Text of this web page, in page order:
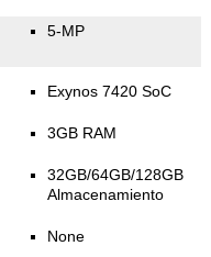
5-MP
Exynos 7420 SoC
3GB RAM
32GB/64GB/128GB
Almacenamiento
None